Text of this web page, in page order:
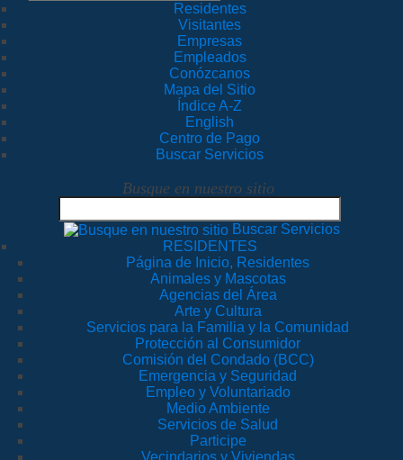
Residentes
Visitantes
Empresas
Empleados
Conózcanos
Mapa del Sitio
Índice A-Z
English
Centro de Pago
Buscar Servicios
Busque en nuestro sitio
Buscar Servicios
RESIDENTES
Página de Inicio, Residentes
Animales y Mascotas
Agencias del Área
Arte y Cultura
Servicios para la Familia y la Comunidad
Protección al Consumidor
Comisión del Condado (BCC)
Emergencia y Seguridad
Empleo y Voluntariado
Medio Ambiente
Servicios de Salud
Participe
Vecindarios y Viviendas